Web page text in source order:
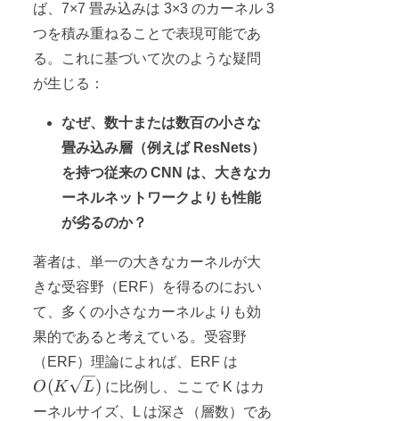
ば、7×7 畳み込みは 3×3 のカーネル 3
つを積み重ねることで表現可能であ
る。これに基づいて次のような疑問
が生じる：
なぜ、数十または数百の小さな
畳み込み層（例えば ResNets）
を持つ従来の CNN は、大きなカ
ーネルネットワークよりも性能
が劣るのか？
著者は、単一の大きなカーネルが大
きな受容野（ERF）を得るのにおい
て、多くの小さなカーネルよりも効
果的であると考えている。受容野
（ERF）理論によれば、ERF は
O(K L) に比例し、ここで K はカ
ーネルサイズ、L は深さ（層数）であ